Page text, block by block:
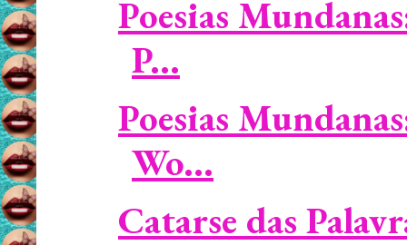
Poesias
P...
Poesias
Wo...
Catarse das